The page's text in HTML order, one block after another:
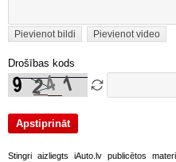
Pievienot bildi Pievienot video
Drošības kods
Stingri aizliegts iAuto.lv publicētos